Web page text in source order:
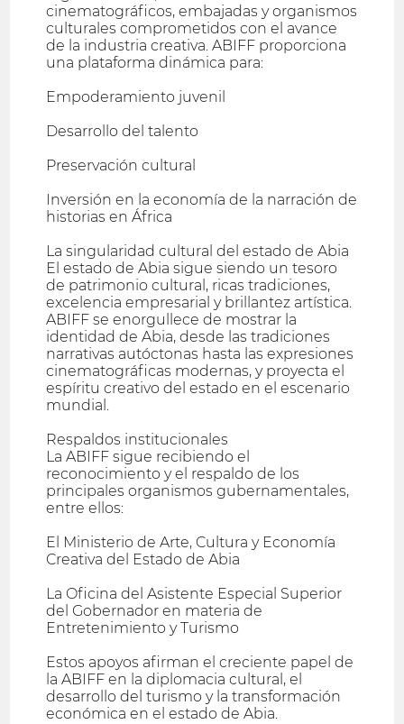
cinematográficos, embajadas y organismos
culturales comprometidos con el avance
de la industria creativa. ABIFF proporciona
una plataforma dinámica para:
Empoderamiento juvenil
Desarrollo del talento
Preservación cultural
Inversión en la economía de la narración de
historias en África
La singularidad cultural del estado de Abia
El estado de Abia sigue siendo un tesoro
de patrimonio cultural, ricas tradiciones,
excelencia empresarial y brillantez artística.
ABIFF se enorgullece de mostrar la
identidad de Abia, desde las tradiciones
narrativas autóctonas hasta las expresiones
cinematográficas modernas, y proyecta el
espíritu creativo del estado en el escenario
mundial.
Respaldos institucionales
La ABIFF sigue recibiendo el
reconocimiento y el respaldo de los
principales organismos gubernamentales,
entre ellos:
El Ministerio de Arte, Cultura y Economía
Creativa del Estado de Abia
La Oficina del Asistente Especial Superior
del Gobernador en materia de
Entretenimiento y Turismo
Estos apoyos afirman el creciente papel de
la ABIFF en la diplomacia cultural, el
desarrollo del turismo y la transformación
económica en el estado de Abia.